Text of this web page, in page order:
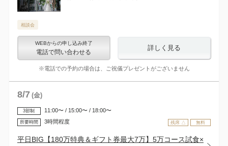
相談会
WEBからの申し込み終了
電話で問い合わせる
詳しく見る
※電話での予約の場合は、ご祝儀プレゼントがございません
8/7 (金)
残席 △ 無料
3部制 11:00〜 / 15:00〜 / 18:00〜
所要時間 3時間程度
平日BIG【180万特典＆ギフト券最大7万】5万コース試食×